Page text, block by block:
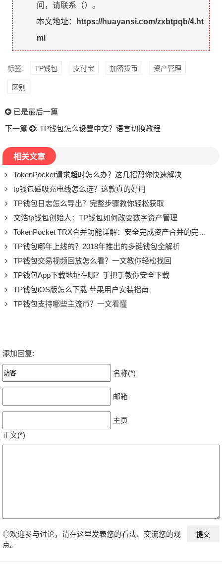
问，请联系（）。
本文地址：
https://huayansi.com/zxbtpqb/4.ht
ml
标签： TP钱包 支付宝 加密货币 资产管理
区别
已是最后一篇
下一篇
: TP钱包怎么设置中文？语言切换教程
相关文章
TokenPocket请求超时怎么办？这几招帮你快速解决
tp钱包磁吸充电线怎么选？这款真的好用
TP钱包日志怎么导出？完整步骤教你轻松获取
文浩tp钱包创始人：TP钱包如何改变数字资产管理
TokenPocket TRX合并功能详解：安全完成资产合并的完整指南
TP钱包哪年上线的？2018年推出的多链钱包全解析
TP钱包交易视频回放怎么看？一文教你轻松找回
TP钱包App下载地址在哪？手把手教你安全下载
TP钱包iOS版怎么下载 苹果用户安装指南
TP钱包支持哪些主流币？一文看懂
添加回复:
名称(*)
邮箱
主页
正文(*)
◎欢迎参与讨论，请在这里发表您的看法、交流您的观
点。